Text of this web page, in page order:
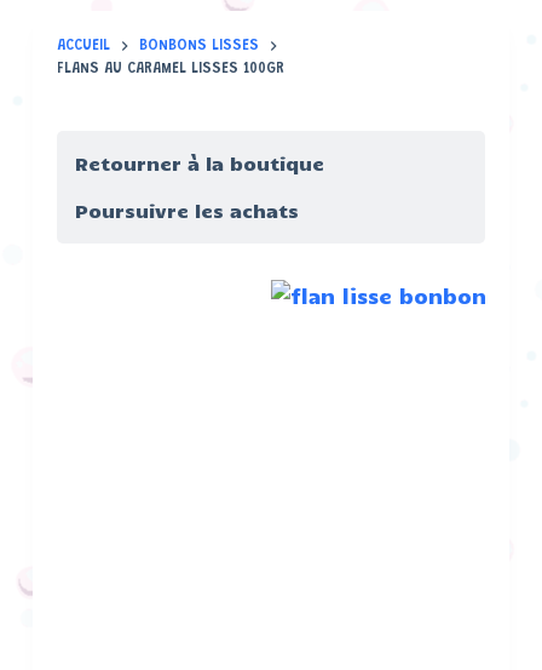
ACCUEIL
BONBONS LISSES
FLANS AU CARAMEL LISSES 100GR
Poursuivre les achats
Retourner à la boutique